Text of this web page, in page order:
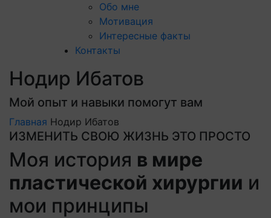
Обо мне
Мотивация
Интересные факты
Контакты
Нодир Ибатов
Мой опыт и навыки помогут вам
Главная Нодир Ибатов
ИЗМЕНИТЬ СВОЮ ЖИЗНЬ ЭТО ПРОСТО
Моя история в мире
пластической хирургии и
мои принципы